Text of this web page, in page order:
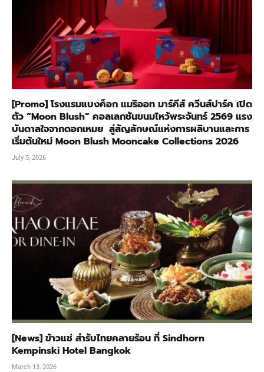
[Promo] โรงแรมแบงค็อก แมริออท มาร์คีส์ ควีนส์ปาร์ค เปิด
ตัว “Moon Blush” คอลเลกชันขนมไหว้พระจันทร์ 2569 แรง
บันดาลใจจากดอกเหมย สู่สัญลักษณ์แห่งการผลิบานและการ
เริ่มต้นใหม่ Moon Blush Mooncake Collections 2026
July 5, 2026
[News] ข้าวแช่ สำรับไทยคลายร้อน ที่ Sindhorn
Kempinski Hotel Bangkok
March 13, 2026